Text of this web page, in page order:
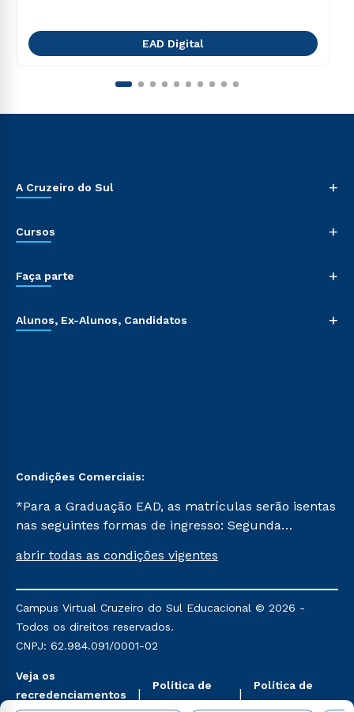
EAD Digital
A Cruzeiro do Sul +
Cursos +
Faça parte +
Alunos, Ex-Alunos, Candidatos +
Condições Comerciais:
*Para a Graduação EAD, as matrículas serão isentas
nas seguintes formas de ingresso: Segunda
Já para as demais, a taxa de matrícula será de R$
mencionadas são referentes aos cursos: Ensino
Religioso, Geografia para a Docência e Metodologia
do Ensino de História: Questões Atuais.
abrir todas as condições vigentes
Campus Virtual Cruzeiro do Sul Educacional © 2026 -
Todos os direitos reservados.
CNPJ: 62.984.091/0001-02
Veja os
recredenciamentos
Política de
Privacidade
Política de
Cookies